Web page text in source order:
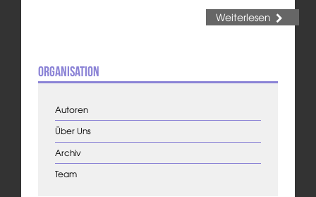
Weiterlesen
Organisation
Autoren
Über Uns
Archiv
Team